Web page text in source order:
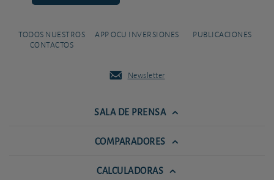
TODOS NUESTROS
CONTACTOS
APP OCU INVERSIONES PUBLICACIONES
Newsletter
SALA DE PRENSA
COMPARADORES
CALCULADORAS